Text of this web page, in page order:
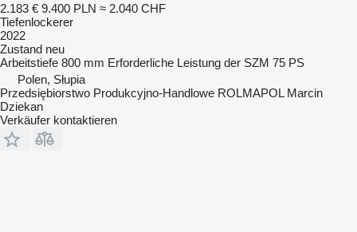
2.183 € 9.400 PLN ≈ 2.040 CHF
Tiefenlockerer
2022
Zustand neu
Arbeitstiefe 800 mm Erforderliche Leistung der SZM 75 PS
Polen, Słupia
Przedsiębiorstwo Produkcyjno-Handlowe ROLMAPOL Marcin
Dziekan
Verkäufer kontaktieren